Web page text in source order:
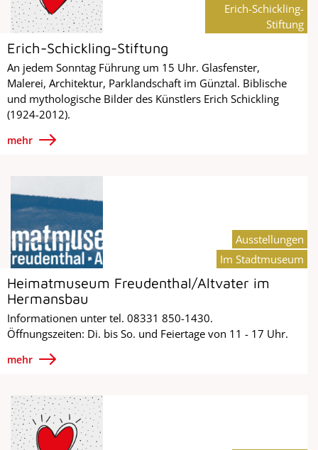
Erich-Schickling-Stiftung
An jedem Sonntag Führung um 15 Uhr. Glasfenster,
Malerei, Architektur, Parklandschaft im Günztal. Biblische
und mythologische Bilder des Künstlers Erich Schickling
(1924-2012).
mehr
Erich-Schickling-
Stiftung
Heimatmuseum Freudenthal/Altvater im
Hermansbau
Informationen unter tel. 08331 850-1430.
Öffnungszeiten: Di. bis So. und Feiertage von 11 - 17 Uhr.
mehr
Ausstellungen
Im Stadtmuseum